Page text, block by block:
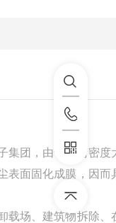
集团，由于电荷密度
表面固化成膜，因而
载场、建筑物拆除、